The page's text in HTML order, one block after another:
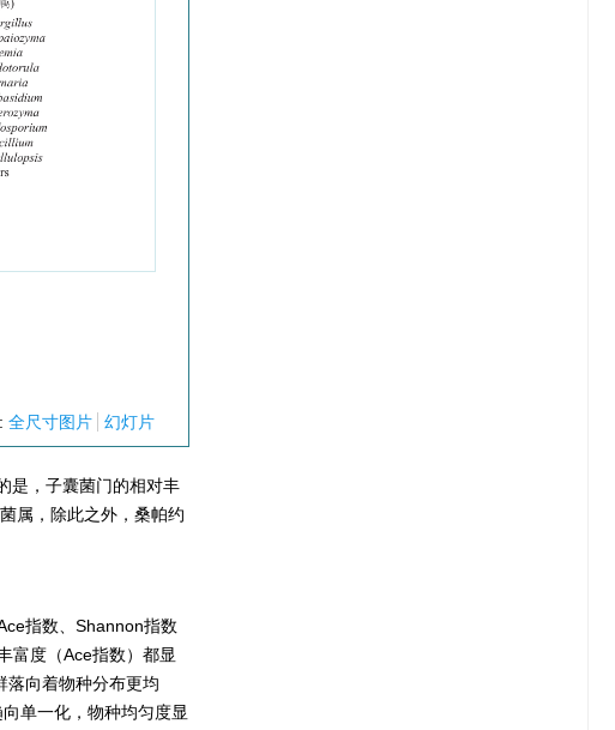
全尺寸图片 幻灯片
是，子囊菌门的相对丰
属，除此之外，桑帕约
指数、Shannon指数
富度（Ace指数）都显
落向着物种分布更均
单一化，物种均匀度显